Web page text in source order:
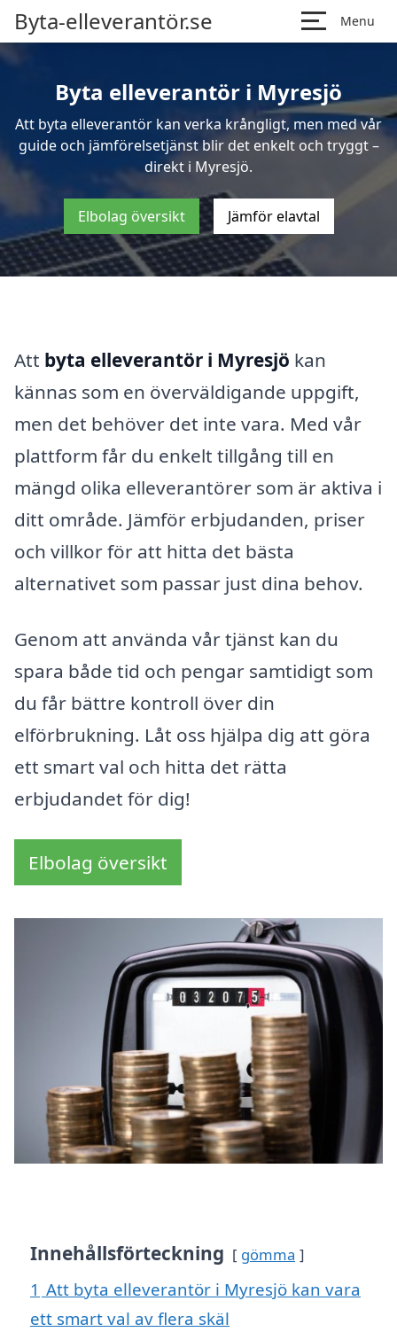
Byta-elleverantör.se Menu
Byta elleverantör i Myresjö
Att byta elleverantör kan verka krångligt, men med vår
guide och jämförelsetjänst blir det enkelt och tryggt –
direkt i Myresjö.
Elbolag översikt Jämför elavtal
Att byta elleverantör i Myresjö kan
kännas som en överväldigande uppgift,
men det behöver det inte vara. Med vår
plattform får du enkelt tillgång till en
mängd olika elleverantörer som är aktiva i
ditt område. Jämför erbjudanden, priser
och villkor för att hitta det bästa
alternativet som passar just dina behov.
Genom att använda vår tjänst kan du
spara både tid och pengar samtidigt som
du får bättre kontroll över din
elförbrukning. Låt oss hjälpa dig att göra
ett smart val och hitta det rätta
erbjudandet för dig!
Elbolag översikt
Innehållsförteckning gömma
1 Att byta elleverantör i Myresjö kan vara
ett smart val av flera skäl